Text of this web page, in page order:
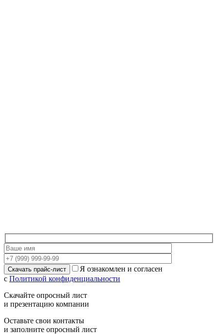
Я ознакомлен и согласен
с Политикой конфиденциальности
Скачайте опросный лист
и презентацию компании
Оставьте свои контакты
и заполните опросный лист